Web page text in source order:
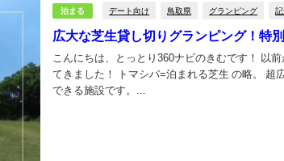
泊まる デート向け 鳥取県 グランピング
広大な芝生貸し切りグランピング！特
こんにちは、とっとり360ナビのきむです！ 以
てきました！ トマシバ=泊まれる芝生 の略。 超
できる施設です。...